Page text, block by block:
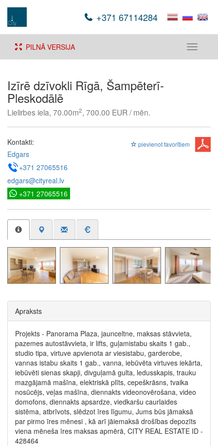
+371 67114284
Toggle
PILNĀ VERSIJA
Izīrē dzīvokli Rīgā, Šampēterī-
Pleskodālē
Lielirbes iela, 70.00m2, 700.00 EUR / mēn.
pievienot favorītiem
Kontakti:
Edgars
+371 27065516
edgars@cityreal.lv
+371 27065516
Apraksts
Projekts - Panorama Plaza, jaunceltne, maksas stāvvieta,
pazemes autostāvvieta, ir lifts, guļamistabu skaits 1 gab.,
studio tipa, virtuve apvienota ar viesistabu, garderobe,
vannas istabu skaits 1 gab., vanna, iebūvēta virtuves iekārta,
iebūvēti sienas skapji, divguļamā gulta, ledusskapis, trauku
mazgājamā mašīna, elektriskā plīts, cepeškrāsns, tvaika
nosūcējs, veļas mašīna, diennakts videonovērošana, video
domofons, diennakts apsardze, viedkaršu caurlaides
sistēma, atbrīvots, slēdzot īres līgumu, Jums būs jāmaksā
par pirmo īres mēnesi , kā arī jāiemaksā drošības depozīts
viena mēneša īres maksas apmērā, CITY REAL ESTATE ID -
428464